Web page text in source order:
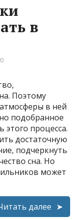
в
Поэтому
в ней
подобранное
процесса.
достаточную
подчеркнуть
сна. Но
может
далее